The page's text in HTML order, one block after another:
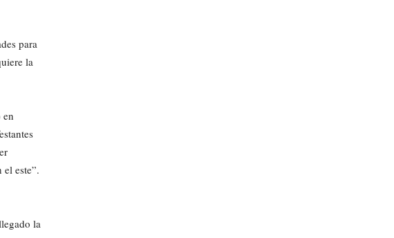
para
la
en
este”.
la